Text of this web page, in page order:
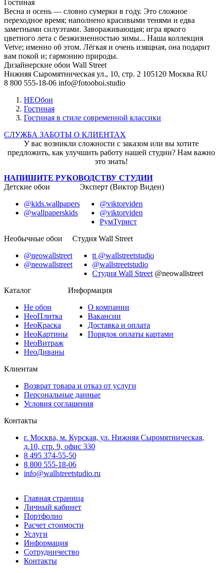
Гостиная
Весна и осень — словно сумерки в году. Это сложное
переходное время; наполнено красивыми тенями и едва
заметными силуэтами. Завораживающая; игра яркого
цветного лета с безжизненностью зимы... Наша коллекция
Vetve; именно об этом. Лёгкая и очень изящная, она подарит
вам покой и; гармонию природы.
Дизайнерские обои Wall Street
Нижняя Сыромятническая ул., 10, стр. 2 105120 Москва RU
8 800 555-18-06 info@fotooboi.studio
НЕОбои
Гостиная
Гостиная в стиле современной классики
СЛУЖБА ЗАБОТЫ О КЛИЕНТАХ
У вас возникли сложности с заказом или вы хотите
предложить, как улучшить работу нашей студии? Нам важно
это знать!
НАПИШИТЕ РУКОВОДСТВУ СТУДИИ
Детские обои
@kids.wallpapers
@wallpaperskids
Эксперт (Виктор Виден)
@viktorviden
@viktorviden
РумТурист
Необычные обои
@neowallstreet
@neowallstreet
Студия Wall Street
tt @wallstreetstudio
@wallstreetstudio
Студия Wall Street @neowallstreet
Каталог
Не обои
НеоПлитка
НеоКраска
НеоКартины
НеоВитраж
НеоДиваны
Информация
О компании
Вакансии
Доставка и оплата
Порядок оплаты картами
Клиентам
Возврат товара и отказ от услуги
Персональные данные
Условия соглашения
Контакты
г. Москва, м. Курская, ул. Нижняя Сыромятническая,
д.10, стр. 9, офис 330
8 495 374-55-50
8 800 555-18-06
info@wallstreetstudio.ru
Главная страница
Личный кабинет
Портфолио
Расчет стоимости
Услуги
Информация
Сотрудничество
Контакты